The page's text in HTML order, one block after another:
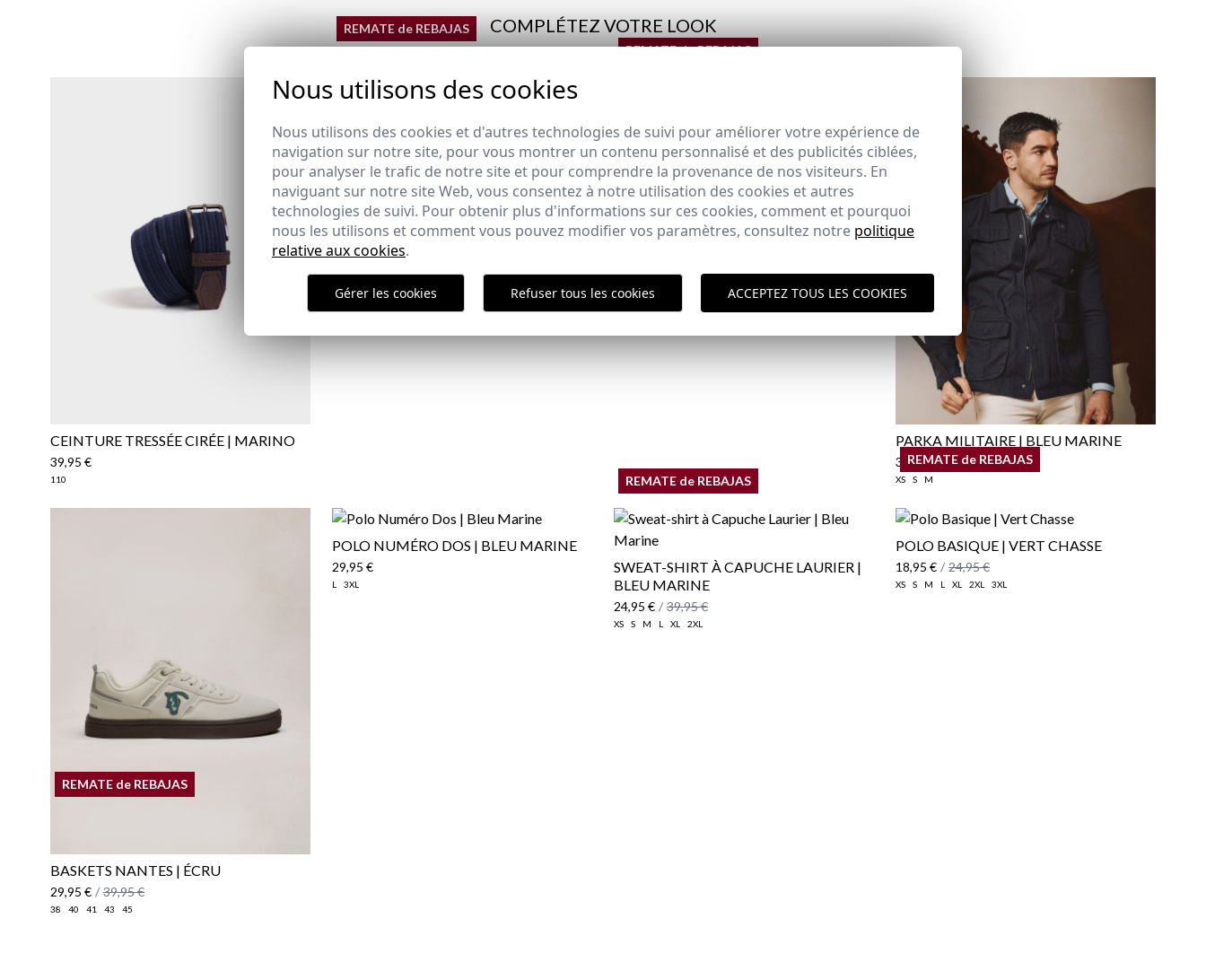
Politique d'expédition
ici
ici
COMPLÉTEZ VOTRE LOOK
CEINTURE TRESSÉE CIRÉE | MARINO
39,95 €
110
REMATE de REBAJAS
29,95 € / 39,95 €
XS S
REMATE de REBAJAS
PULL À STRUCTURE DEMI-
FERMETURE ÉCLAIR | VERT CHASSE
29,95 € / 35,95 €
XS S M XL 2XL 3XL
PARKA MILITAIRE | BLEU MARINE
39,95 € / 59,95 €
XS S M
REMATE de REBAJAS
BASKETS NANTES | ÉCRU
29,95 € / 39,95 €
38 40 41 43 45
POLO NUMÉRO DOS | BLEU MARINE
29,95 €
L 3XL
REMATE de REBAJAS
SWEAT-SHIRT À CAPUCHE LAURIER |
BLEU MARINE
24,95 € / 39,95 €
XS S M L XL 2XL
REMATE de REBAJAS
POLO BASIQUE | VERT CHASSE
18,95 € / 24,95 €
XS S M L XL 2XL 3XL
Nous utilisons des cookies
Nous utilisons des cookies et d'autres technologies de suivi pour améliorer votre expérience de
navigation sur notre site, pour vous montrer un contenu personnalisé et des publicités ciblées,
pour analyser le trafic de notre site et pour comprendre la provenance de nos visiteurs. En
naviguant sur notre site Web, vous consentez à notre utilisation des cookies et autres
technologies de suivi. Pour obtenir plus d'informations sur ces cookies, comment et pourquoi
nous les utilisons et comment vous pouvez modifier vos paramètres, consultez notre politique
relative aux cookies.
Gérer les cookies Refuser tous les cookies ACCEPTEZ TOUS LES COOKIES